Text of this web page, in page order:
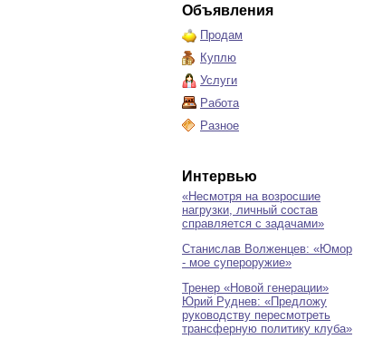
Объявления
Продам
Куплю
Услуги
Работа
Разное
Интервью
«Несмотря на возросшие
нагрузки, личный состав
справляется с задачами»
Станислав Волженцев: «Юмор
- мое супероружие»
Тренер «Новой генерации»
Юрий Руднев: «Предложу
руководству пересмотреть
трансферную политику клуба»